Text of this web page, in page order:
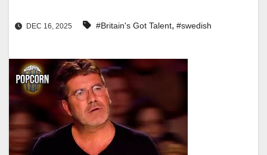
DEC 16, 2025 #Britain's Got Talent, #swedish